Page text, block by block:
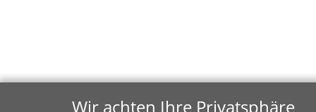
Wir achten Ihre Privatsphäre